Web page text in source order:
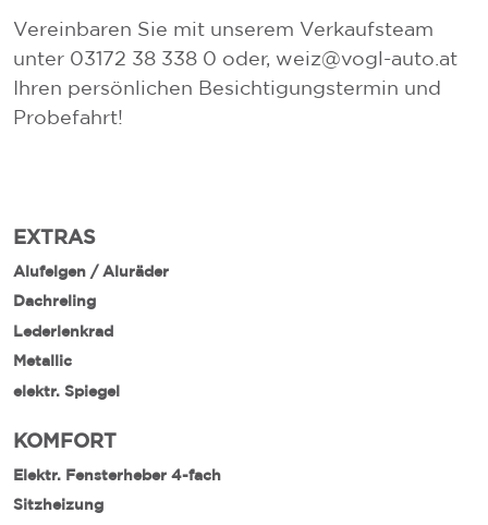
Vereinbaren Sie mit unserem Verkaufsteam
unter 03172 38 338 0 oder, weiz@vogl-auto.at
Ihren persönlichen Besichtigungstermin und
Probefahrt!
EXTRAS
Alufelgen / Aluräder
Dachreling
Lederlenkrad
Metallic
elektr. Spiegel
KOMFORT
Elektr. Fensterheber 4-fach
Sitzheizung